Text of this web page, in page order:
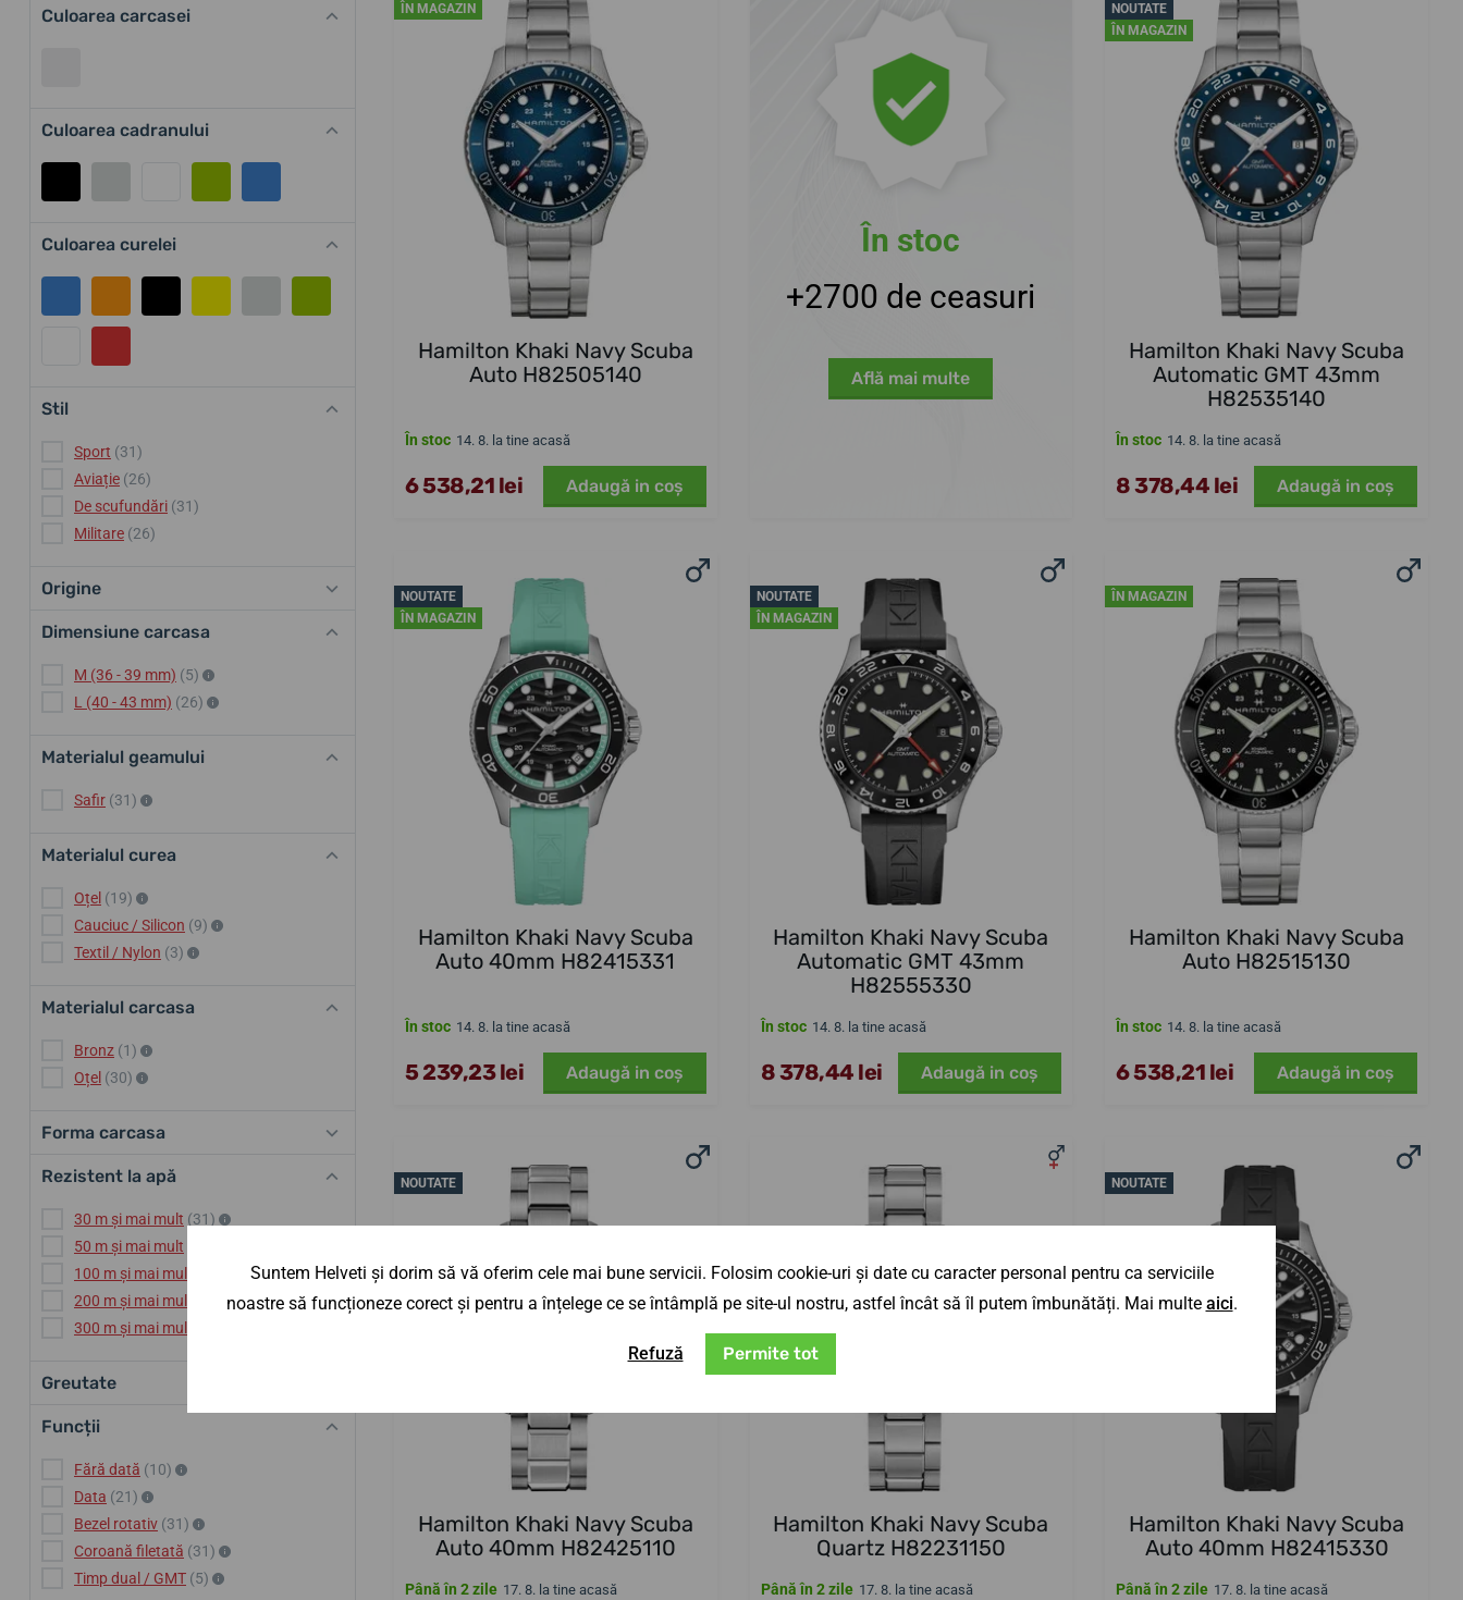
Culoarea carcasei
Culoarea cadranului
Culoarea curelei
Stil
Sport (31)
Aviație (26)
De scufundări (31)
Militare (26)
Origine
Dimensiune carcasa
M (36 - 39 mm) (5)
L (40 - 43 mm) (26)
Materialul geamului
Safir (31)
Materialul curea
Oțel (19)
Cauciuc / Silicon (9)
Textil / Nylon (3)
Materialul carcasa
Bronz (1)
Oțel (30)
Forma carcasa
Rezistent la apă
30 m și mai mult (31)
50 m și mai mult
100 m și mai mult
200 m și mai mult
300 m și mai mult
Greutate
Funcții
Fără dată (10)
Data (21)
Bezel rotativ (31)
Coroană filetată (31)
Timp dual / GMT (5)
ÎN MAGAZIN
Hamilton Khaki Navy Scuba
Auto H82505140
În stoc 14. 8. la tine acasă
6 538,21 lei Adaugă in coş
În stoc
+2700 de ceasuri
Află mai multe
NOUTATE
ÎN MAGAZIN
Hamilton Khaki Navy Scuba
Automatic GMT 43mm
H82535140
În stoc 14. 8. la tine acasă
8 378,44 lei Adaugă in coş
NOUTATE
ÎN MAGAZIN
Hamilton Khaki Navy Scuba
Auto 40mm H82415331
În stoc 14. 8. la tine acasă
5 239,23 lei Adaugă in coş
NOUTATE
ÎN MAGAZIN
Hamilton Khaki Navy Scuba
Automatic GMT 43mm
H82555330
În stoc 14. 8. la tine acasă
8 378,44 lei Adaugă in coş
ÎN MAGAZIN
Hamilton Khaki Navy Scuba
Auto H82515130
În stoc 14. 8. la tine acasă
6 538,21 lei Adaugă in coş
NOUTATE
Hamilton Khaki Navy Scuba
Auto 40mm H82425110
Până în 2 zile 17. 8. la tine acasă
Hamilton Khaki Navy Scuba
Quartz H82231150
Până în 2 zile 17. 8. la tine acasă
NOUTATE
Hamilton Khaki Navy Scuba
Auto 40mm H82415330
Până în 2 zile 17. 8. la tine acasă
Suntem Helveti și dorim să vă oferim cele mai bune servicii. Folosim cookie-uri și date cu caracter personal pentru ca serviciile
noastre să funcționeze corect și pentru a înțelege ce se întâmplă pe site-ul nostru, astfel încât să îl putem îmbunătăți. Mai multe aici.
Refuză Permite tot